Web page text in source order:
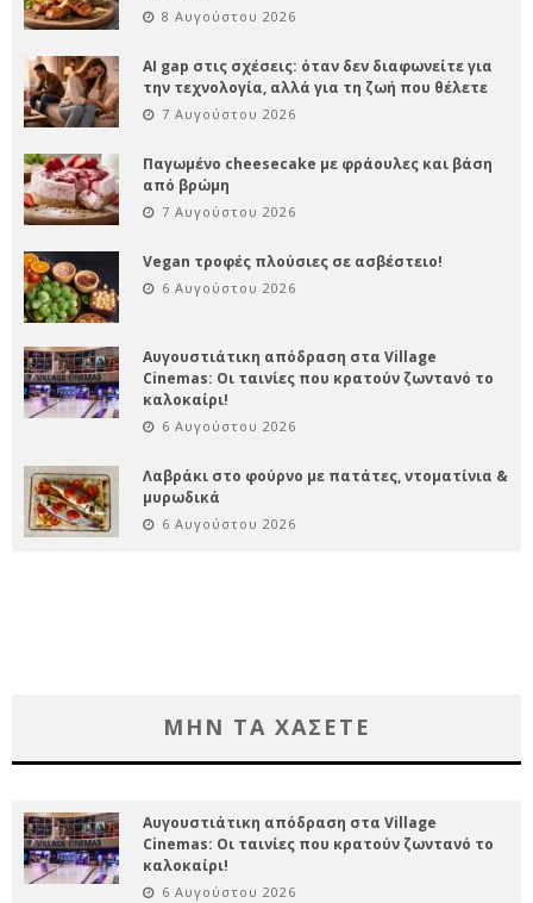
8 Αυγούστου 2026
AI gap στις σχέσεις: όταν δεν διαφωνείτε για
την τεχνολογία, αλλά για τη ζωή που θέλετε
7 Αυγούστου 2026
Παγωμένο cheesecake με φράουλες και βάση
από βρώμη
7 Αυγούστου 2026
Vegan τροφές πλούσιες σε ασβέστειο!
6 Αυγούστου 2026
Αυγουστιάτικη απόδραση στα Village
Cinemas: Οι ταινίες που κρατούν ζωντανό το
καλοκαίρι!
6 Αυγούστου 2026
Λαβράκι στο φούρνο με πατάτες, ντοματίνια &
μυρωδικά
6 Αυγούστου 2026
ΜΗΝ ΤΑ ΧΑΣΕΤΕ
Αυγουστιάτικη απόδραση στα Village
Cinemas: Οι ταινίες που κρατούν ζωντανό το
καλοκαίρι!
6 Αυγούστου 2026